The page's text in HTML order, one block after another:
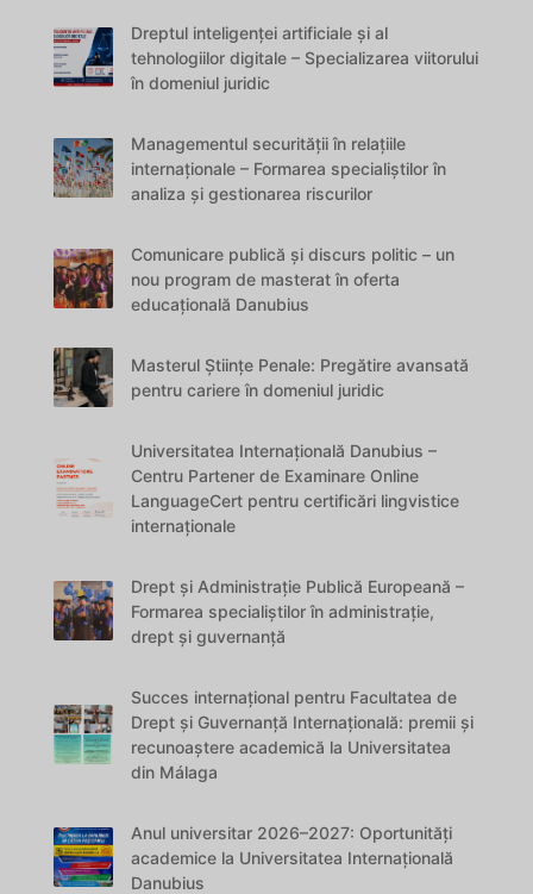
Dreptul inteligenței artificiale și al
tehnologiilor digitale – Specializarea viitorului
în domeniul juridic
Managementul securității în relațiile
internaționale – Formarea specialiștilor în
analiza și gestionarea riscurilor
Comunicare publică și discurs politic – un
nou program de masterat în oferta
educațională Danubius
Masterul Științe Penale: Pregătire avansată
pentru cariere în domeniul juridic
Universitatea Internațională Danubius –
Centru Partener de Examinare Online
LanguageCert pentru certificări lingvistice
internaționale
Drept și Administrație Publică Europeană –
Formarea specialiștilor în administrație,
drept și guvernanță
Succes internațional pentru Facultatea de
Drept și Guvernanță Internațională: premii și
recunoaștere academică la Universitatea
din Málaga
Anul universitar 2026–2027: Oportunități
academice la Universitatea Internațională
Danubius